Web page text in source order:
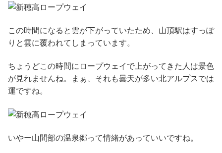
この時間になると雲が下がっていたため、山頂駅はすっぽ
りと雲に覆われてしまっています。
ちょうどこの時間にロープウェイで上がってきた人は景色
が見れませんね。まぁ、それも曇天が多い北アルプスでは
運ですね。
いやー山間部の温泉郷って情緒があっていいですね。